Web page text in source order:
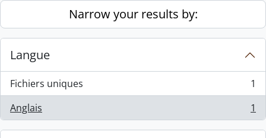
Skip to main contentNarrow your results by:
Langue
Fichiers uniques
, 1 résultats
1
Anglais
, 1 résultats 1